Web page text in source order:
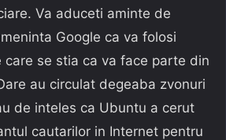
Va aduceti aminte de
Google ca va folosi
care se stia ca va face parte din
au circulat degeaba zvonuri
de inteles ca Ubuntu a cerut
cautarilor in Internet pentru